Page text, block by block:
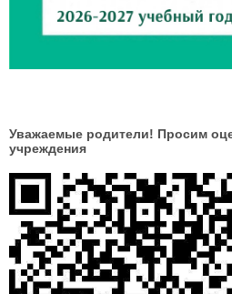
Уважаемые родители! Просим
учреждения